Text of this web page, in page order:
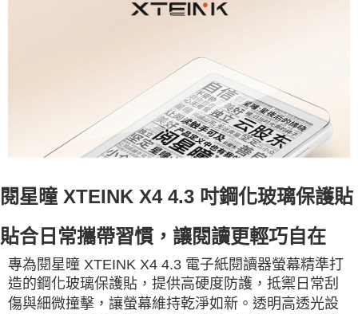
閱星曈 XTEINK X4 4.3 吋鋼化玻璃保護貼
貼合日常攜帶習慣，讓閱讀更輕巧自在
專為閱星曈 XTEINK X4 4.3 電子紙閱讀器螢幕精準打
造的鋼化玻璃保護貼，提供高硬度防護，抵禦日常刮
傷與細微撞擊，讓螢幕維持乾淨如新。透明高透光設